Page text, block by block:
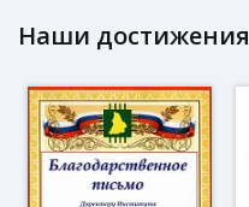
Наши достижения